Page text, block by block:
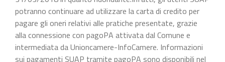
potranno continuare ad utilizzare la carta di credito per
pagare gli oneri relativi alle pratiche presentate, grazie
alla connessione con pagoPA attivata dal Comune e
intermediata da Unioncamere-InfoCamere. Informazioni
sui pagamenti SUAP tramite pagoPA sono disponibili nel